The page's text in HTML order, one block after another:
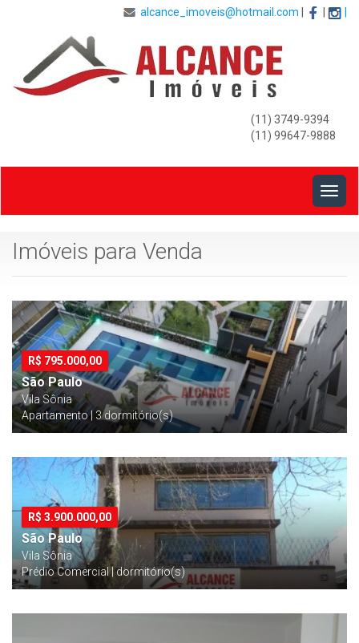
alcance_imoveis@hotmail.com
(11) 3749-9394
(11) 99647-9888
Imóveis para Venda
R$ 795.000,00
São Paulo
Vila Sônia
Apartamento | 3 dormitório(s)
R$ 3.900.000,00
São Paulo
Vila Sônia
Prédio Comercial | dormitório(s)